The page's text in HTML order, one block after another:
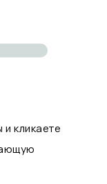
кликаете